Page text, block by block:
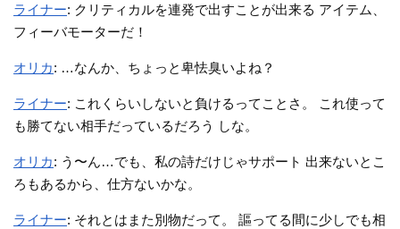
ライナー: クリティカルを連発で出すことが出来る アイテム、
フィーバモーターだ！
オリカ: …なんか、ちょっと卑怯臭いよね？
ライナー: これくらいしないと負けるってことさ。 これ使って
も勝てない相手だっているだろう しな。
オリカ: う〜ん…でも、私の詩だけじゃサポート 出来ないとこ
ろもあるから、仕方ないかな。
ライナー: それとはまた別物だって。 謳ってる間に少しでも相